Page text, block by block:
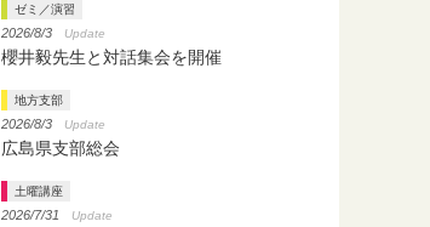
ゼミ／演習
2026/8/3 Update
櫻井毅先生と対話集会を開催
地方支部
2026/8/3 Update
広島県支部総会
土曜講座
2026/7/31 Update